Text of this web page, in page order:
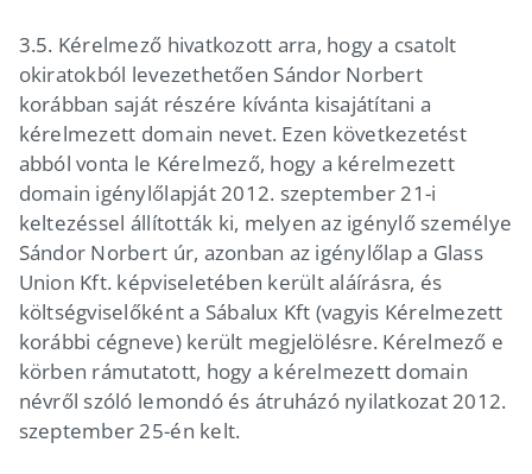
3.5. Kérelmező hivatkozott arra, hogy a csatolt
okiratokból levezethetően Sándor Norbert
korábban saját részére kívánta kisajátítani a
kérelmezett domain nevet. Ezen következetést
abból vonta le Kérelmező, hogy a kérelmezett
domain igénylőlapját 2012. szeptember 21-i
keltezéssel állították ki, melyen az igénylő személye
Sándor Norbert úr, azonban az igénylőlap a Glass
Union Kft. képviseletében került aláírásra, és
költségviselőként a Sábalux Kft (vagyis Kérelmezett
korábbi cégneve) került megjelölésre. Kérelmező e
körben rámutatott, hogy a kérelmezett domain
névről szóló lemondó és átruházó nyilatkozat 2012.
szeptember 25-én kelt.